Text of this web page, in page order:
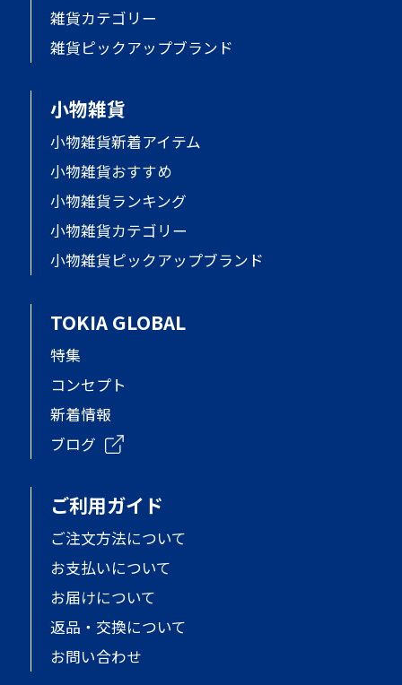
雑貨カテゴリー
雑貨ピックアップブランド
小物雑貨
小物雑貨新着アイテム
小物雑貨おすすめ
小物雑貨ランキング
小物雑貨カテゴリー
小物雑貨ピックアップブランド
TOKIA GLOBAL
特集
コンセプト
新着情報
ブログ
ご利用ガイド
ご注文方法について
お支払いについて
お届けについて
返品・交換について
お問い合わせ